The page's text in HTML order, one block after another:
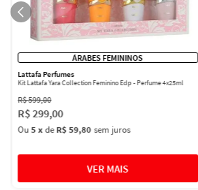
ÁRABES FEMININOS
Lattafa Perfumes
Kit Lattafa Yara Collection Feminino Edp - Perfume 4x25ml
R$599,00
R$299,00
Ou5 xdeR$ 59,80 sem juros